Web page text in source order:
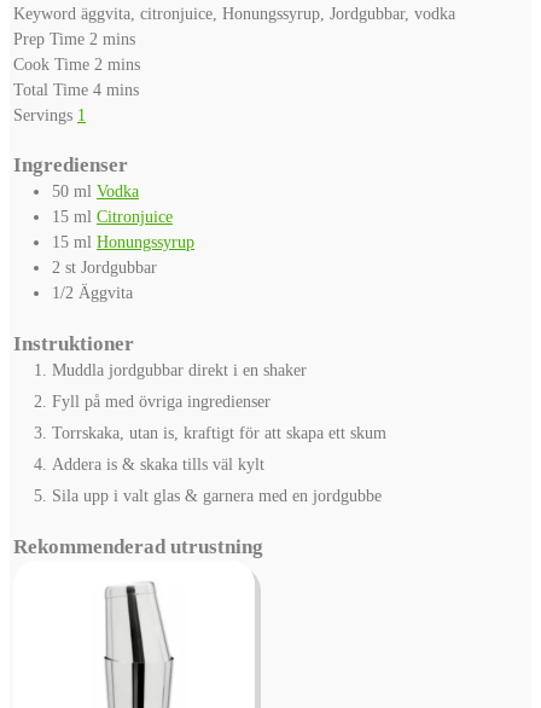
Keyword äggvita, citronjuice, Honungssyrup, Jordgubbar, vodka
Prep Time 2 minutes
mins
Cook Time 2 minutes
mins
Total Time 4minutes
mins
Servings 1
Ingredienser
50 ml Vodka
15 ml Citronjuice
15 ml Honungssyrup
2 st Jordgubbar
1/2 Äggvita
Instruktioner
Muddla jordgubbar direkt i en shaker
Fyll på med övriga ingredienser
Torrskaka, utan is, kraftigt för att skapa ett skum
Addera is & skaka tills väl kylt
Sila upp i valt glas & garnera med en jordgubbe
Rekommenderad utrustning